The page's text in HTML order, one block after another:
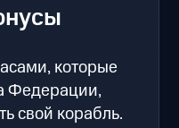
которые
Федерации,
свой корабль.